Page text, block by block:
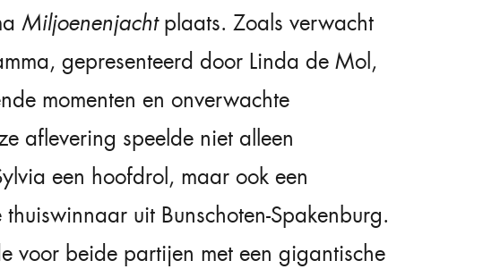
Miljoenenjachtplaats. Zoals verwacht
gepresenteerd door Linda de Mol,
momenten en onverwachte
aflevering speelde niet alleen
een hoofdrol, maar ook een
thuiswinnaar uit Bunschoten-Spakenburg.
voor beide partijen met een gigantische